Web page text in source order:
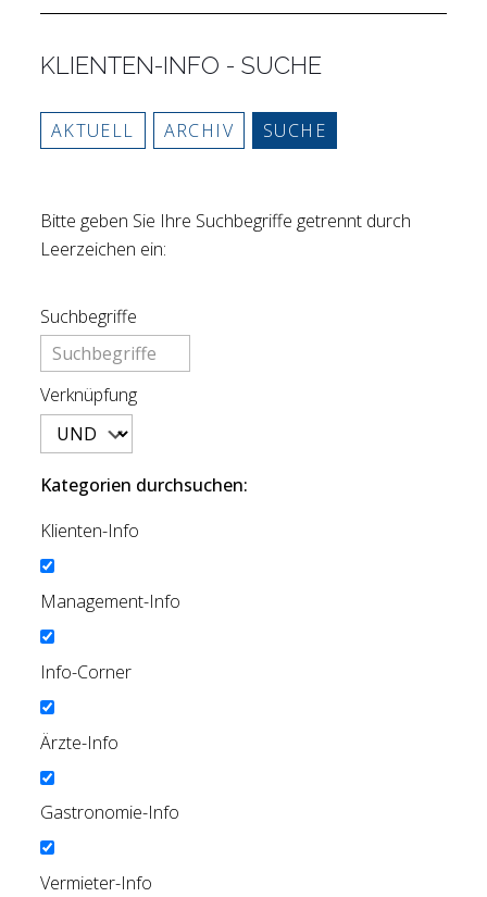
KLIENTEN-INFO - SUCHE
AKTUELL ARCHIV SUCHE
Bitte geben Sie Ihre Suchbegriffe getrennt durch
Leerzeichen ein:
Suchbegriffe
Verknüpfung
Kategorien durchsuchen:
Klienten-Info
Management-Info
Info-Corner
Ärzte-Info
Gastronomie-Info
Vermieter-Info